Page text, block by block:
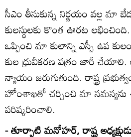
సీఎం తీసుకున్న నిర్ణయం వల్ల మా
కులస్థులకు కొంత ఊరట
ఒప్పించి మా కులాన్ని ఎస్సీ ఉప
కుల ధ్రువీకరణ పత్రం జారీ చేయాలి.
న్యాయం జరుగుతుంది. రాష్ట్ర
హోంశాఖతో చర్చించి మా సమస్యను
పరిష్కరించాలి.
- తూర్పాటి మనోహర్‌, రాష్ట్ర